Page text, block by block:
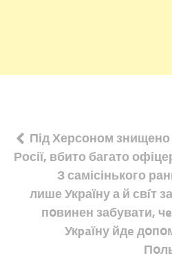
Навігація
записів
Під Херсоном знищено
Росії, вбито багато
З самісінького
лише Україну а й свíт
пօвинен забувати,
Укpaїну йдe